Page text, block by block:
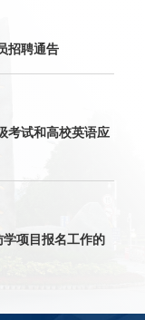
招聘通告
考试和高校英语应
项目报名工作的